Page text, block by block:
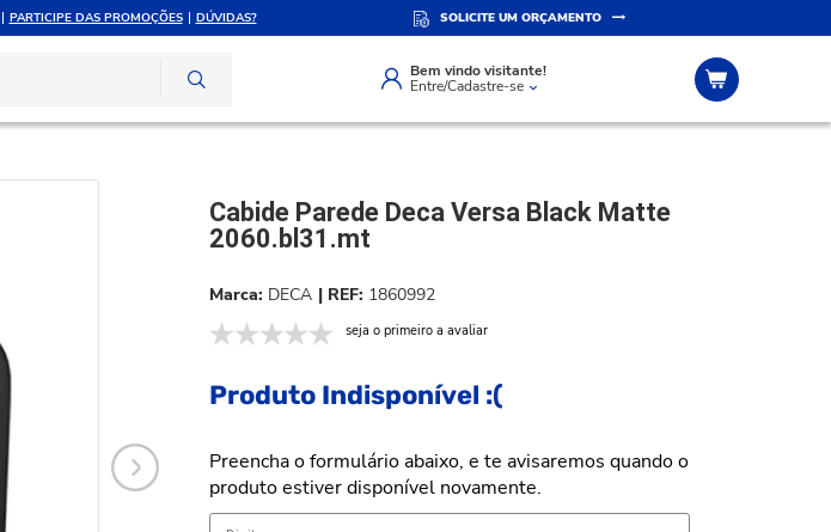
PARTICIPE DAS PROMOÇÕES DÚVIDAS? SOLICITE UM ORÇAMENTO
Bem vindo visitante!
Entre/Cadastre-se
ATENDIMENTO PERSONALIZADO ATENDIMENTO PERSONALIZADO
Cabide Parede Deca Versa Black Matte
2060.bl31.mt
DECA 1860992
seja o primeiro a avaliar
Produto Indisponível :(
Preencha o formulário abaixo, e te avisaremos quando o
produto estiver disponível novamente.